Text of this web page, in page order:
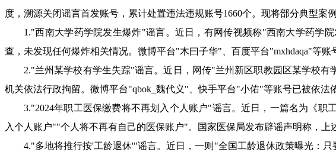
度，溯源关闭谣言首发账号，累计处置违法违规账号1660个。现将部分典型案
1."西南大学药学院发生爆炸"谣言。近日，有网传视频称"西南大学药学
查，未发现任何爆炸相关情况。微博平台"木曰子华"、百度平台"mxhdaqa"等账
2."兰州某学校有学生失踪"谣言。近日，网传"兰州新区职教园区某学校有
机关依法行政拘留。微博平台"qbok_魏代义"、快手平台"小佑"等账号已被依法
3."2024年职工医保缴费将不再划入个人账户"谣言。近日，一篇名为《职工
入个人账户""个人将不再有自己的医保账户"。国家医保局发布辟谣声明称，
4."多地将推行按'工龄退休'"谣言。近 日，一则 "全国工龄退休政策曝光：只